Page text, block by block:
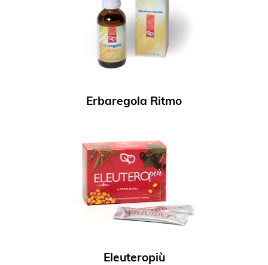
Erbaregola Ritmo
Eleuteropiù